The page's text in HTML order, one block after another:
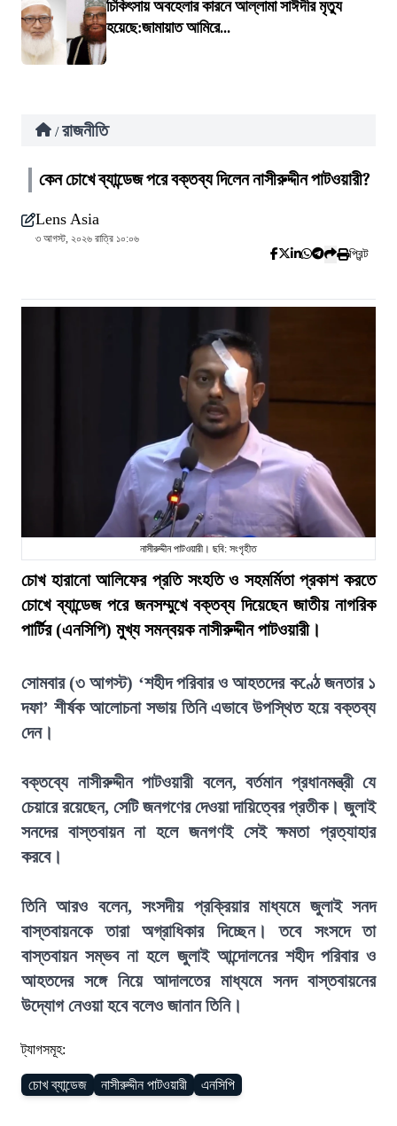
চিকিৎসায় অবহেলার কারনে আল্লামা সাঈদীর মৃত্যু
হয়েছে:জামায়াত আমিরে...
/ রাজনীতি
কেন চোখে ব্যান্ডেজ পরে বক্তব্য দিলেন নাসীরুদ্দীন পাটওয়ারী?
Lens Asia
৩ আগস্ট, ২০২৬ রাত্রি ১০:০৬
প্রিন্ট
নাসীরুদ্দীন পাটওয়ারী। ছবি: সংগৃহীত
চোখ হারানো আলিফের প্রতি সংহতি ও সহমর্মিতা প্রকাশ করতে
চোখে ব্যান্ডেজ পরে জনসম্মুখে বক্তব্য দিয়েছেন জাতীয় নাগরিক
পার্টির (এনসিপি) মুখ্য সমন্বয়ক নাসীরুদ্দীন পাটওয়ারী।
সোমবার (৩ আগস্ট) ‘শহীদ পরিবার ও আহতদের কণ্ঠে জনতার ১
দফা’ শীর্ষক আলোচনা সভায় তিনি এভাবে উপস্থিত হয়ে বক্তব্য
দেন।
বক্তব্যে নাসীরুদ্দীন পাটওয়ারী বলেন, বর্তমান প্রধানমন্ত্রী যে
চেয়ারে রয়েছেন, সেটি জনগণের দেওয়া দায়িত্বের প্রতীক। জুলাই
সনদের বাস্তবায়ন না হলে জনগণই সেই ক্ষমতা প্রত্যাহার
করবে।
তিনি আরও বলেন, সংসদীয় প্রক্রিয়ার মাধ্যমে জুলাই সনদ
বাস্তবায়নকে তারা অগ্রাধিকার দিচ্ছেন। তবে সংসদে তা
বাস্তবায়ন সম্ভব না হলে জুলাই আন্দোলনের শহীদ পরিবার ও
আহতদের সঙ্গে নিয়ে আদালতের মাধ্যমে সনদ বাস্তবায়নের
উদ্যোগ নেওয়া হবে বলেও জানান তিনি।
ট্যাগসমূহ:
চোখ ব্যান্ডেজ নাসীরুদ্দীন পাটওয়ারী এনসিপি